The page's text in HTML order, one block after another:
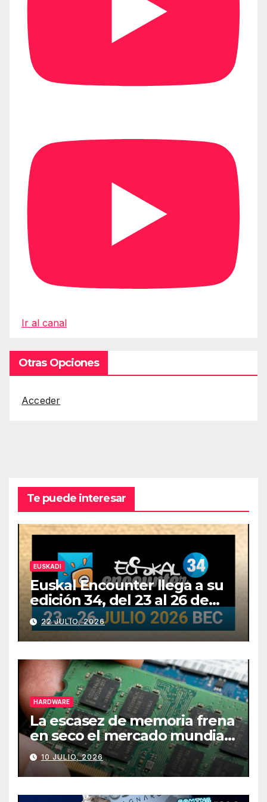
Ir al canal
Otras Opciones
Acceder
Te puede interesar
EUSKADI
Euskal Encounter llega a su
edición 34, del 23 al 26 de
julio
22 JULIO, 2026
HARDWARE
La escasez de memoria frena
en seco el mercado mundial
de PCs
10 JULIO, 2026